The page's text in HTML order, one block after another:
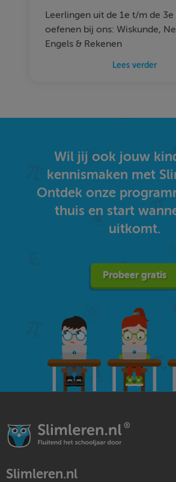
Leerlingen uit de 1e t/m de 3e
oefenen bij ons: Wiskunde,
Engels & Rekenen
Lees verder
Wil jij ook jouw
kennismaken met
Ontdek onze
thuis en start
uitkomt.
Probeer gratis
Slimleren.nl